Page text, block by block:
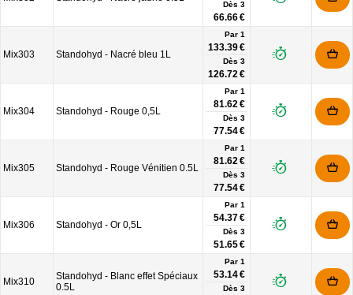
Dès 3
66.66 €
Mix303 Standohyd - Nacré bleu 1L
Par 1
133.39 €
Dès 3
126.72 €
Mix304 Standohyd - Rouge 0,5L
Par 1
81.62 €
Dès 3
77.54 €
Mix305 Standohyd - Rouge Vénitien 0.5L
Par 1
81.62 €
Dès 3
77.54 €
Mix306 Standohyd - Or 0,5L
Par 1
54.37 €
Dès 3
51.65 €
Mix310
Standohyd - Blanc effet Spéciaux
0.5L
Par 1
53.14 €
Dès 3